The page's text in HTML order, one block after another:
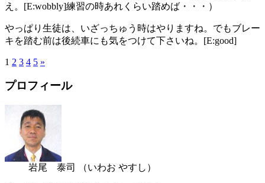
え。[E:wobbly]練習の時あれくらい踏めば・・・）
やっぱり生徒は、いざっちゅう時はやりますね。でもブレー
キを踏む前は後続車にも気をつけて下さいね。[E:good]
1 2 3 4 5 »
プロフィール
岩尾 泰司 （いわお やすし）